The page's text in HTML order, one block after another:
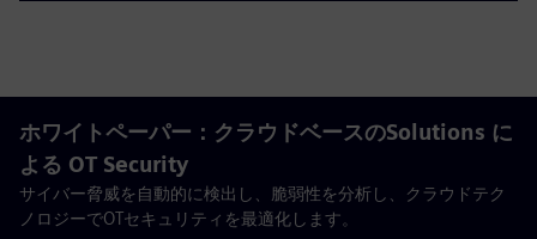
ホワイトペーパー：クラウドベースのSolutions に
よる OT Security
サイバー脅威を自動的に検出し、脆弱性を分析し、クラウドテク
ノロジーでOTセキュリティを最適化します。